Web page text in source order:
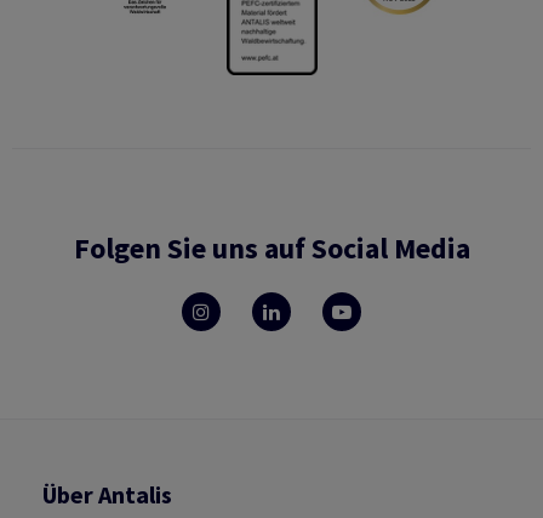
Folgen Sie uns auf Social Media
Über Antalis